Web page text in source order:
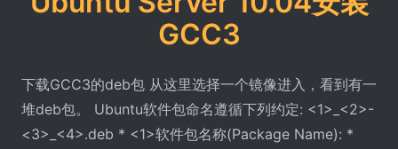
GCC3
下载GCC3的deb包 从这里选择一个镜像进入，看到有一
堆deb包。 Ubuntu软件包命名遵循下列约定: <1>_<2>-
<3>_<4>.deb * <1>软件包名称(Package Name): *